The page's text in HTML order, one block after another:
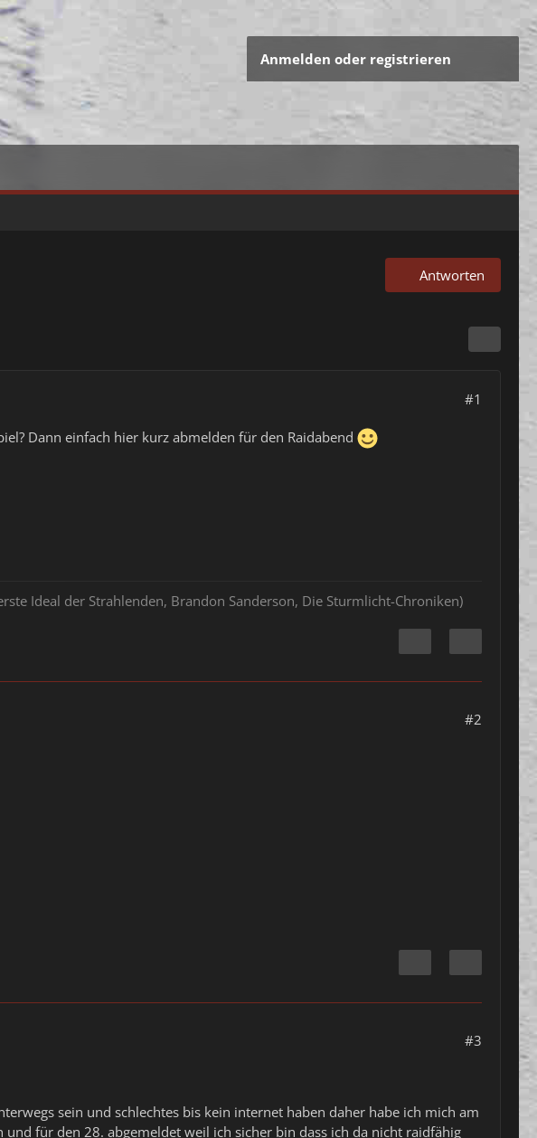
Anmelden oder registrieren
Antworten
#1
Dann einfach hier kurz abmelden für den Raidabend
Ideal der Strahlenden, Brandon Sanderson, Die Sturmlicht-Chroniken)
#2
#3
sein und schlechtes bis kein internet haben daher habe ich mich am
für den 28. abgemeldet weil ich sicher bin dass ich da nicht raidfähig